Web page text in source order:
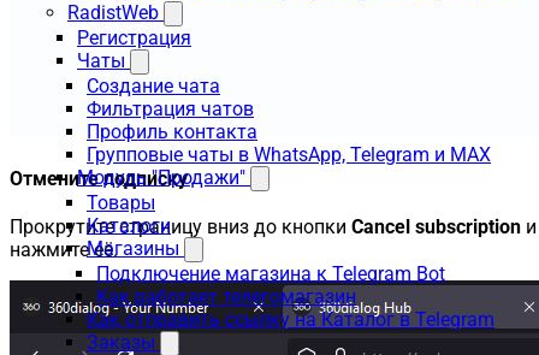
RadistWeb
Регистрация
Чаты
Создание чата
Фильтрация чатов
Профиль контакта
Групповые чаты в WhatsApp, Telegram и MAX
Модуль "Продажи"
Товары
Каталоги
Магазины
Подключение магазина к Telegram Bot
Как работает телегомагазин
Как отправить ссылку на Каталог в Telegram
Заказы
Отмените подписку
Прокрутите страницу вниз до кнопки Cancel subscription и
нажмите её.